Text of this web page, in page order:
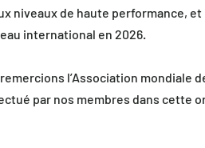
niveaux de haute performance,
international en 2026.
l’Association mondiale
par nos membres dans cette